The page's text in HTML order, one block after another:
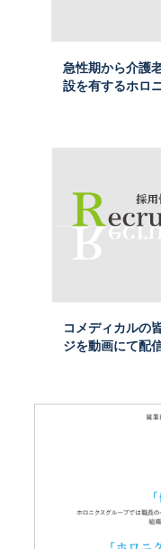
[プレスリリース]前
[プレスリリース]患者・
2026年6月25日
[プレスリリース]医療複
ら保育園で中学生職業体
2026年6月22日
[プレスリリース]がん患
2026年6月19日
ホロニクス公開医学講
していませんか？知っ
［2026年6月26日（金）
[プレスリリース]総
[プレスリリース]股関節
急性期から介護
設を有するホロ
コメディカルの
ジを動画にて配